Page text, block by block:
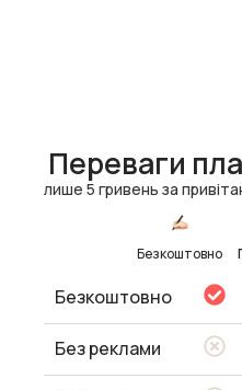
Переваги
лише 5 гривень за
Безкоштовно
Безкоштовно
Без реклами